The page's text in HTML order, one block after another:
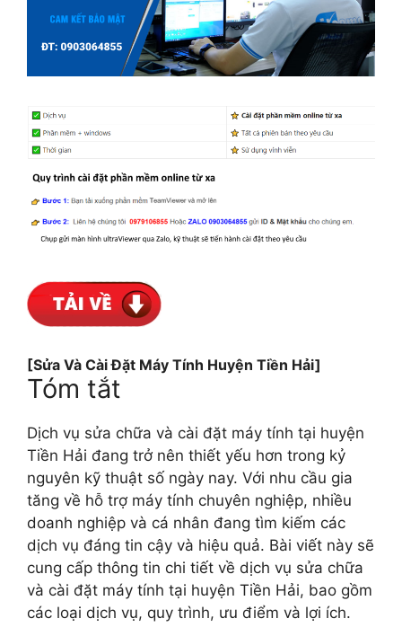
[Sửa Và Cài Đặt Máy Tính Huyện Tiền Hải]
Tóm tắt
Dịch vụ sửa chữa và cài đặt máy tính tại huyện
Tiền Hải đang trở nên thiết yếu hơn trong kỷ
nguyên kỹ thuật số ngày nay. Với nhu cầu gia
tăng về hỗ trợ máy tính chuyên nghiệp, nhiều
doanh nghiệp và cá nhân đang tìm kiếm các
dịch vụ đáng tin cậy và hiệu quả. Bài viết này sẽ
cung cấp thông tin chi tiết về dịch vụ sửa chữa
và cài đặt máy tính tại huyện Tiền Hải, bao gồm
các loại dịch vụ, quy trình, ưu điểm và lợi ích.